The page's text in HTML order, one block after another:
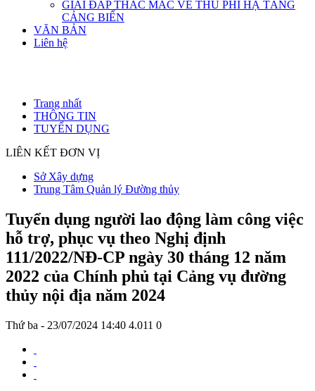
GIẢI ĐÁP THẮC MẮC VÊ THU PHÍ HẠ TẦNG
CẢNG BIỂN
VĂN BẢN
Liên hệ
Trang nhất
THÔNG TIN
TUYỂN DỤNG
LIÊN KẾT ĐƠN VỊ
Sở Xây dựng
Trung Tâm Quản lý Đường thủy
Tuyển dụng người lao động làm công việc
hỗ trợ, phục vụ theo Nghị định
111/2022/NĐ-CP ngày 30 tháng 12 năm
2022 của Chính phủ tại Cảng vụ đường
thủy nội địa năm 2024
Thứ ba - 23/07/2024 14:40 4.011 0